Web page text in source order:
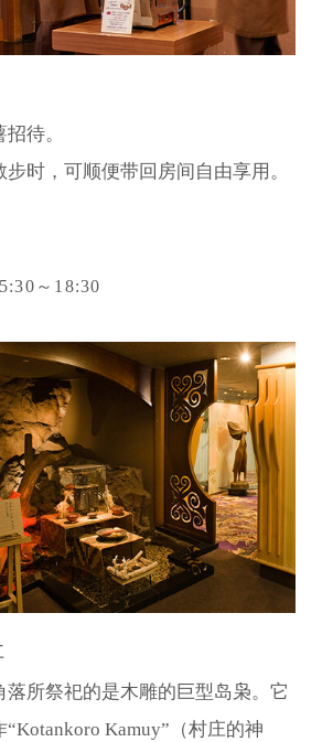
待。
时，可顺便带回房间自由享用。
～18:30
所祭祀的是木雕的巨型岛枭。 它
Kamuy”（村庄的神